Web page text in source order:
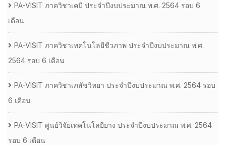
PA-VISIT ภาควิชาเคมี ประจำปีงบประมาณ พ.ศ. 2564 รอบ 6
เดือน
PA-VISIT ภาควิชาเทคโนโลยีชีวภาพ ประจำปีงบประมาณ พ.ศ.
2564 รอบ 6 เดือน
PA-VISIT ภาควิชาเภสัชวิทยา ประจำปีงบประมาณ พ.ศ. 2564 รอบ
6 เดือน
PA-VISIT ศูนย์วิจัยเทคโนโลยียาง ประจำปีงบประมาณ พ.ศ. 2564
รอบ 6 เดือน